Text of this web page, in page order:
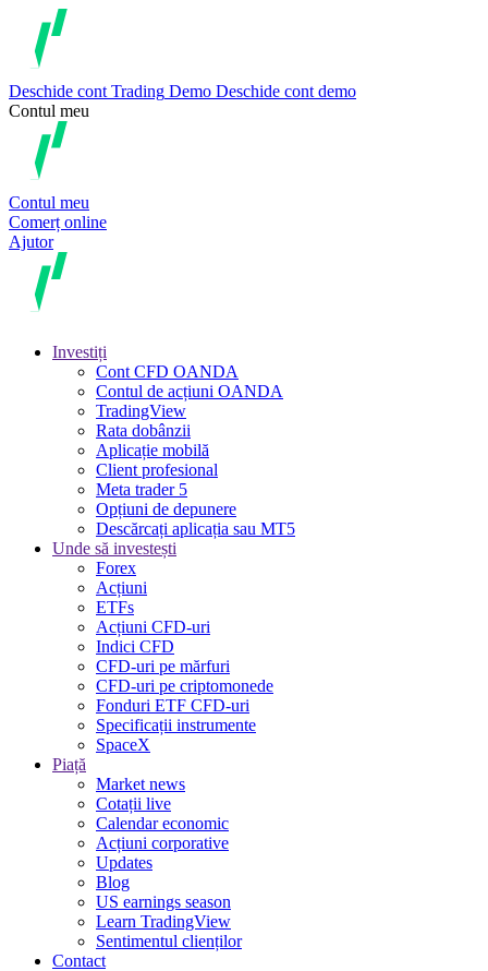
Deschide cont Trading Demo Deschide cont demo
Contul meu
Contul meu
Comerț online
Ajutor
Investiți
Cont CFD OANDA
Contul de acțiuni OANDA
TradingView
Rata dobânzii
Aplicație mobilă
Client profesional
Meta trader 5
Opțiuni de depunere
Descărcați aplicația sau MT5
Unde să investești
Forex
Acțiuni
ETFs
Acțiuni CFD-uri
Indici CFD
CFD-uri pe mărfuri
CFD-uri pe criptomonede
Fonduri ETF CFD-uri
Specificații instrumente
SpaceX
Piață
Market news
Cotații live
Calendar economic
Acțiuni corporative
Updates
Blog
US earnings season
Learn TradingView
Sentimentul clienților
Contact